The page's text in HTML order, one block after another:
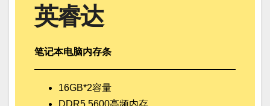
英睿达
笔记本电脑内存条
16GB*2容量
DDR5 5600高频内存